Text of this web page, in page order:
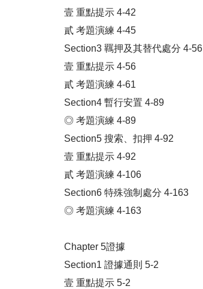
壹 重點提示 4-42
貳 考題演練 4-45
Section3 羈押及其替代處分 4-56
壹 重點提示 4-56
貳 考題演練 4-61
Section4 暫行安置 4-89
◎ 考題演練 4-89
Section5 搜索、扣押 4-92
壹 重點提示 4-92
貳 考題演練 4-106
Section6 特殊強制處分 4-163
◎ 考題演練 4-163
Chapter 5證據
Section1 證據通則 5-2
壹 重點提示 5-2